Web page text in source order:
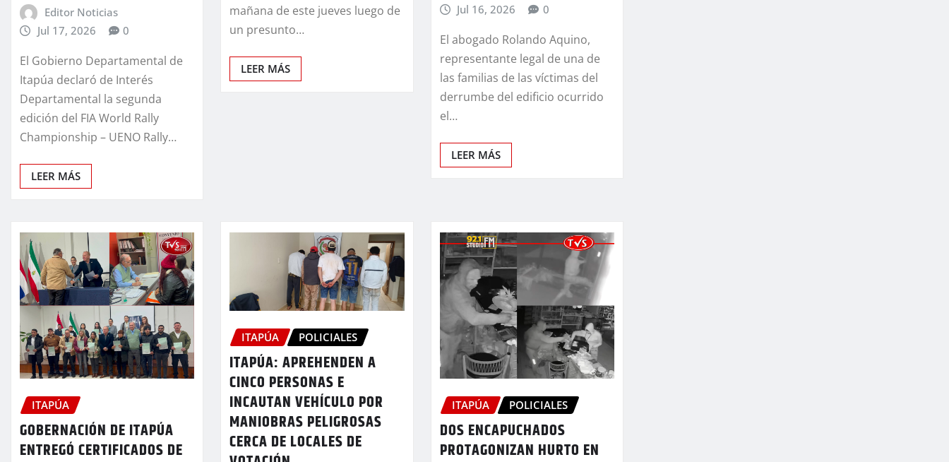
Editor Noticias
Jul 17, 2026
0
El Gobierno Departamental de
Itapúa declaró de Interés
Departamental la segunda
edición del FIA World Rally
Championship – UENO Rally…
LEER MÁS
mañana de este jueves luego de
un presunto…
LEER MÁS
Jul 16, 2026
0
El abogado Rolando Aquino,
representante legal de una de
las familias de las víctimas del
derrumbe del edificio ocurrido
el…
LEER MÁS
ITAPÚA
GOBERNACIÓN DE ITAPÚA
ENTREGÓ CERTIFICADOS DE
ITAPÚA POLICIALES
ITAPÚA: APREHENDEN A
CINCO PERSONAS E
INCAUTAN VEHÍCULO POR
MANIOBRAS PELIGROSAS
CERCA DE LOCALES DE
ITAPÚA POLICIALES
DOS ENCAPUCHADOS
PROTAGONIZAN HURTO EN